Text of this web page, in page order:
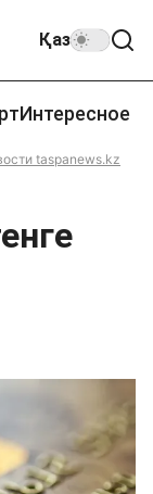
Қаз
Интересное
taspanews.kz